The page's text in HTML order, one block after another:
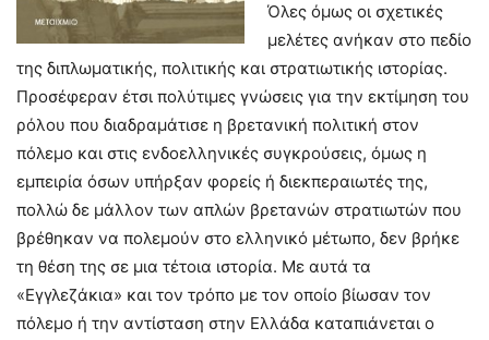
Όλες όμως οι σχετικές
μελέτες ανήκαν στο πεδίο
της διπλωματικής, πολιτικής και στρατιωτικής ιστορίας.
Προσέφεραν έτσι πολύτιμες γνώσεις για την εκτίμηση του
ρόλου που διαδραμάτισε η βρετανική πολιτική στον
πόλεμο και στις ενδοελληνικές συγκρούσεις, όμως η
εμπειρία όσων υπήρξαν φορείς ή διεκπεραιωτές της,
πολλώ δε μάλλον των απλών βρετανών στρατιωτών που
βρέθηκαν να πολεμούν στο ελληνικό μέτωπο, δεν βρήκε
τη θέση της σε μια τέτοια ιστορία. Με αυτά τα
«Εγγλεζάκια» και τον τρόπο με τον οποίο βίωσαν τον
πόλεμο ή την αντίσταση στην Ελλάδα καταπιάνεται ο